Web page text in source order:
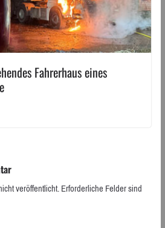
Fahrerhaus eines
veröffentlicht.Erforderliche Felder sind